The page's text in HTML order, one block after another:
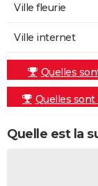
Ville fleurie
Ville internet
Quelles
Quelles sont
Quelle est la